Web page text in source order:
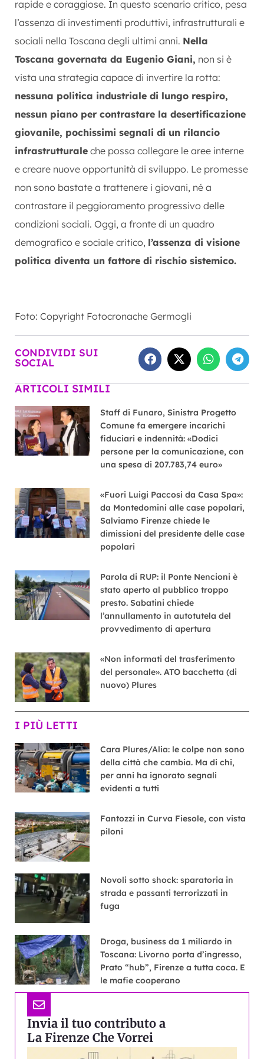
rapide e coraggiose. In questo scenario critico, pesa
l’assenza di investimenti produttivi, infrastrutturali e
sociali nella Toscana degli ultimi anni. Nella
Toscana governata da Eugenio Giani, non si è
vista una strategia capace di invertire la rotta:
nessuna politica industriale di lungo respiro,
nessun piano per contrastare la desertificazione
giovanile, pochissimi segnali di un rilancio
infrastrutturale che possa collegare le aree interne
e creare nuove opportunità di sviluppo. Le promesse
non sono bastate a trattenere i giovani, né a
contrastare il peggioramento progressivo delle
condizioni sociali. Oggi, a fronte di un quadro
demografico e sociale critico, l’assenza di visione
politica diventa un fattore di rischio sistemico.
Foto: Copyright Fotocronache Germogli
CONDIVIDI SUI
SOCIAL
ARTICOLI SIMILI
Staff di Funaro, Sinistra Progetto
Comune fa emergere incarichi
fiduciari e indennità: «Dodici
persone per la comunicazione, con
una spesa di 207.783,74 euro»
«Fuori Luigi Paccosi da Casa Spa»:
da Montedomini alle case popolari,
Salviamo Firenze chiede le
dimissioni del presidente delle case
popolari
Parola di RUP: il Ponte Nencioni è
stato aperto al pubblico troppo
presto. Sabatini chiede
l’annullamento in autotutela del
provvedimento di apertura
«Non informati del trasferimento
del personale». ATO bacchetta (di
nuovo) Plures
I PIÙ LETTI
Cara Plures/Alia: le colpe non sono
della città che cambia. Ma di chi,
per anni ha ignorato segnali
evidenti a tutti
Fantozzi in Curva Fiesole, con vista
piloni
Novoli sotto shock: sparatoria in
strada e passanti terrorizzati in
fuga
Droga, business da 1 miliardo in
Toscana: Livorno porta d’ingresso,
Prato “hub”, Firenze a tutta coca. E
le mafie cooperano
Invia il tuo contributo a
La Firenze Che Vorrei